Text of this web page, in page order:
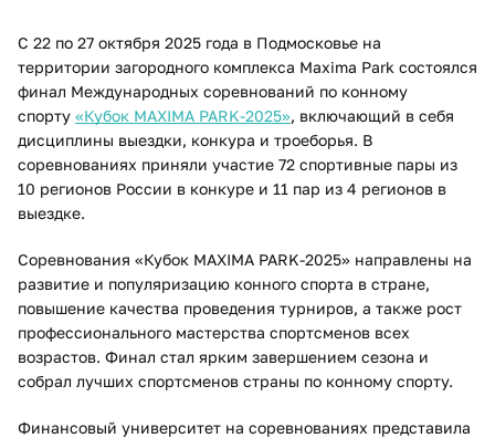
С 22 по 27 октября 2025 года в Подмосковье на
территории загородного комплекса Maxima Park состоялся
финал Международных соревнований по конному
спорту «Кубок MAXIMA PARK-2025», включающий в себя
дисциплины выездки, конкура и троеборья. В
соревнованиях приняли участие 72 спортивные пары из
10 регионов России в конкуре и 11 пар из 4 регионов в
выездке.
Соревнования «Кубок MAXIMA PARK-2025» направлены на
развитие и популяризацию конного спорта в стране,
повышение качества проведения турниров, а также рост
профессионального мастерства спортсменов всех
возрастов. Финал стал ярким завершением сезона и
собрал лучших спортсменов страны по конному спорту.
Финансовый университет на соревнованиях представила